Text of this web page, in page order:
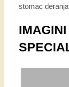
stomac